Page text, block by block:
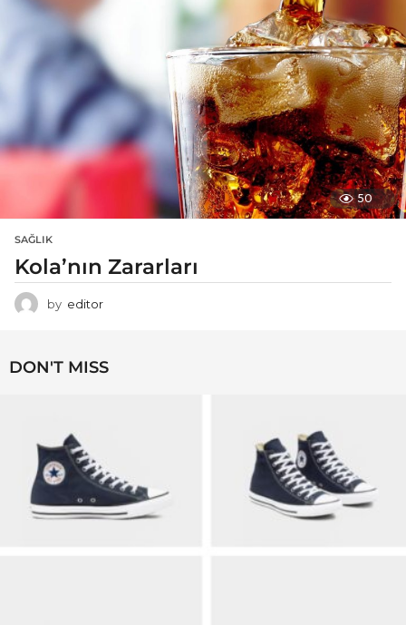
50
SAĞLIK
Kola’nın Zararları
by editor
DON'T MISS